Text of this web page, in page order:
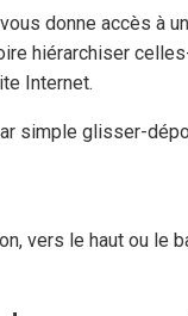
donne accès à
hiérarchiser
Internet.
simple glisser-
vers le haut ou le